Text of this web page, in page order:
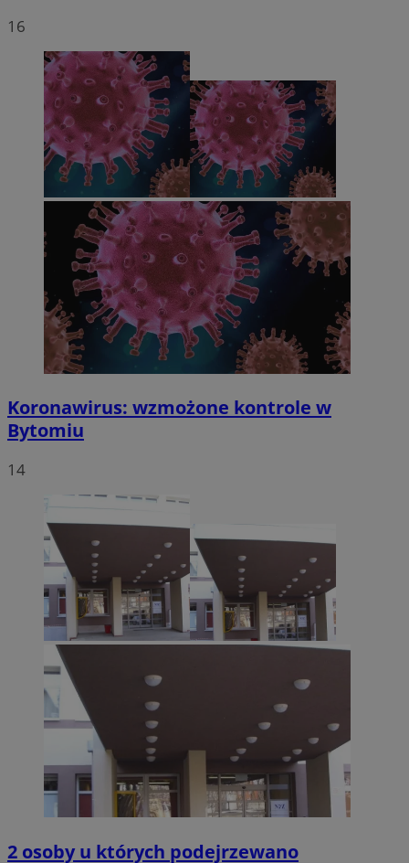
16
Koronawirus: wzmożone kontrole w
Bytomiu
14
2 osoby u których podejrzewano